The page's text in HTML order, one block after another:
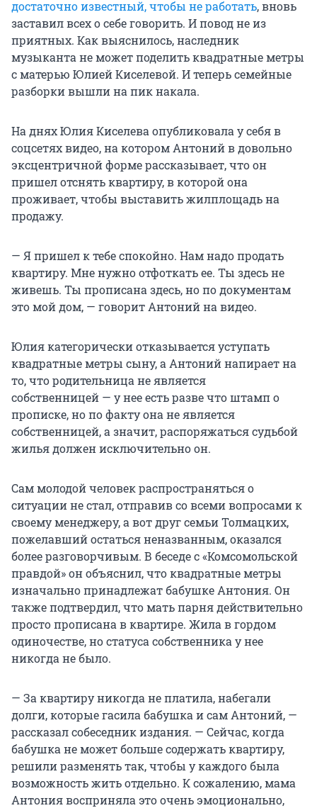
достаточно известный, чтобы не работать, вновь
заставил всех о себе говорить. И повод не из
приятных. Как выяснилось, наследник
музыканта не может поделить квадратные метры
с матерью Юлией Киселевой. И теперь семейные
разборки вышли на пик накала.
На днях Юлия Киселева опубликовала у себя в
соцсетях видео, на котором Антоний в довольно
эксцентричной форме рассказывает, что он
пришел отснять квартиру, в которой она
проживает, чтобы выставить жилплощадь на
продажу.
— Я пришел к тебе спокойно. Нам надо продать
квартиру. Мне нужно отфоткать ее. Ты здесь не
живешь. Ты прописана здесь, но по документам
это мой дом, — говорит Антоний на видео.
Юлия категорически отказывается уступать
квадратные метры сыну, а Антоний напирает на
то, что родительница не является
собственницей — у нее есть разве что штамп о
прописке, но по факту она не является
собственницей, а значит, распоряжаться судьбой
жилья должен исключительно он.
Сам молодой человек распространяться о
ситуации не стал, отправив со всеми вопросами к
своему менеджеру, а вот друг семьи Толмацких,
пожелавший остаться неназванным, оказался
более разговорчивым. В беседе с «Комсомольской
правдой» он объяснил, что квадратные метры
изначально принадлежат бабушке Антония. Он
также подтвердил, что мать парня действительно
просто прописана в квартире. Жила в гордом
одиночестве, но статуса собственника у нее
никогда не было.
— За квартиру никогда не платила, набегали
долги, которые гасила бабушка и сам Антоний, —
рассказал собеседник издания. — Сейчас, когда
бабушка не может больше содержать квартиру,
решили разменять так, чтобы у каждого была
возможность жить отдельно. К сожалению, мама
Антония восприняла это очень эмоционально,